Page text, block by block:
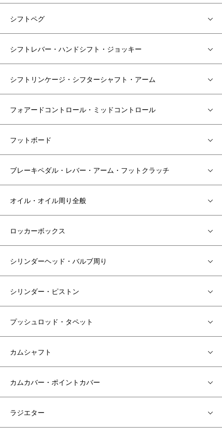
シフトペグ
シフトレバー・ハンドシフト・ジョッキー
シフトリンケージ・シフターシャフト・アーム
フォアードコントロール・ミッドコントロール
フットボード
ブレーキペダル・レバー・アーム・フットクラッチ
オイル・オイル周り全般
ロッカーボックス
シリンダーヘッド・バルブ周り
シリンダー・ピストン
プッシュロッド・タペット
カムシャフト
カムカバー・ポイントカバー
ラジエター